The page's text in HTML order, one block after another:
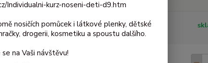
Dostupnost
Individualni-kurz-noseni-deti-d9.htm
nosičích pomůcek i látkové plenky, dětské
drogerii, kosmetiku a spoustu dalšího.
na Vaši návštěvu!